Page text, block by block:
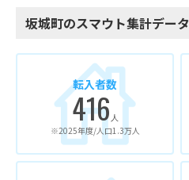
坂城町のスマウト集計データ
転入者数
416 人
※2025年度/人口1.3万人